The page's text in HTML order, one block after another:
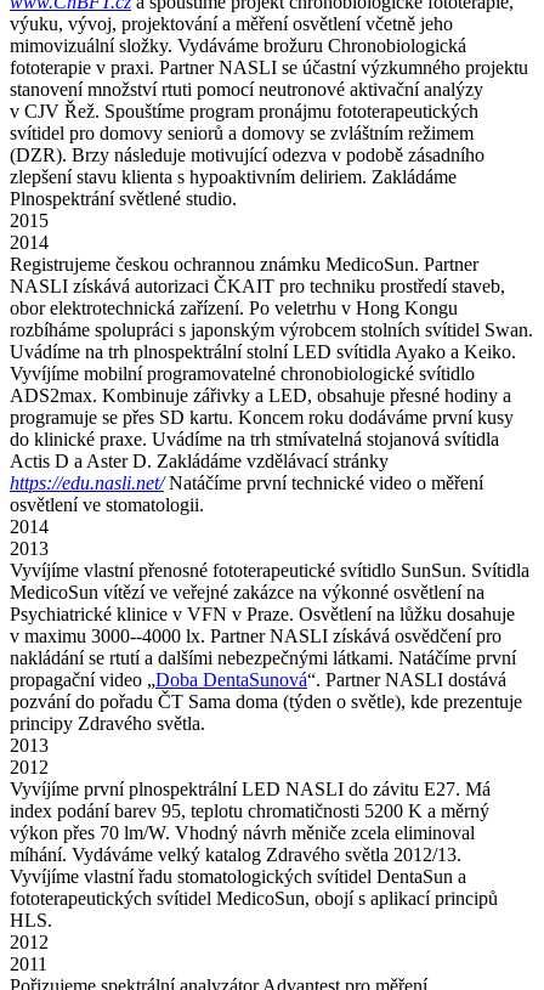
výuku, vývoj, projektování a měření osvětlení včetně jeho
mimovizuální složky. Vydáváme brožuru Chronobiologická
fototerapie v praxi. Partner NASLI se účastní výzkumného projektu
stanovení množství rtuti pomocí neutronové aktivační analýzy
v CJV Řež. Spouštíme program pronájmu fototerapeutických
svítidel pro domovy seniorů a domovy se zvláštním režimem
(DZR). Brzy následuje motivující odezva v podobě zásadního
zlepšení stavu klienta s hypoaktivním deliriem. Zakládáme
Plnospektrání světlené studio.
2015
2014
Registrujeme českou ochrannou známku MedicoSun. Partner
NASLI získává autorizaci ČKAIT pro techniku prostředí staveb,
obor elektrotechnická zařízení. Po veletrhu v Hong Kongu
rozbíháme spolupráci s japonským výrobcem stolních svítidel Swan.
Uvádíme na trh plnospektrální stolní LED svítidla Ayako a Keiko.
Vyvíjíme mobilní programovatelné chronobiologické svítidlo
ADS2max. Kombinuje zářivky a LED, obsahuje přesné hodiny a
programuje se přes SD kartu. Koncem roku dodáváme první kusy
do klinické praxe. Uvádíme na trh stmívatelná stojanová svítidla
Actis D a Aster D. Zakládáme vzdělávací stránky
https://edu.nasli.net/Natáčíme první technické video o měření
osvětlení ve stomatologii.
2014
2013
Vyvíjíme vlastní přenosné fototerapeutické svítidlo SunSun. Svítidla
MedicoSun vítězí ve veřejné zakázce na výkonné osvětlení na
Psychiatrické klinice v VFN v Praze. Osvětlení na lůžku dosahuje
v maximu 3000--4000 lx. Partner NASLI získává osvědčení pro
nakládání se rtutí a dalšími nebezpečnými látkami. Natáčíme první
propagační video „Doba DentaSunová“. Partner NASLI dostává
pozvání do pořadu ČT Sama doma (týden o světle), kde prezentuje
principy Zdravého světla.
2013
2012
Vyvíjíme první plnospektrální LED NASLI do závitu E27. Má
index podání barev 95, teplotu chromatičnosti 5200 K a měrný
výkon přes 70 lm/W. Vhodný návrh měniče zcela eliminoval
míhání. Vydáváme velký katalog Zdravého světla 2012/13.
Vyvíjíme vlastní řadu stomatologických svítidel DentaSun a
fototerapeutických svítidel MedicoSun, obojí s aplikací principů
HLS.
2012
2011
Pořizujeme spektrální analyzátor Advantest pro měření